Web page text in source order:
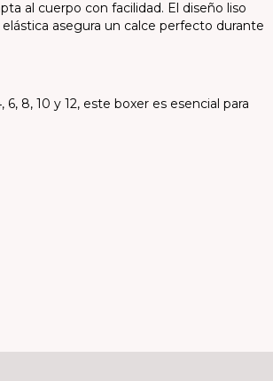
al cuerpo con facilidad. El diseño liso
asegura un calce perfecto durante
8, 10 y 12, este boxer es esencial para